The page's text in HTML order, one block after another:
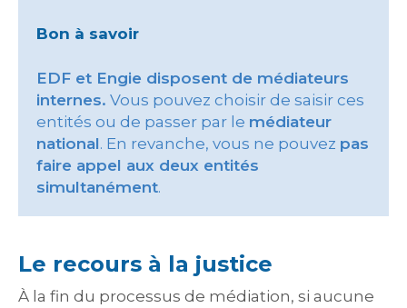
Bon à savoir
EDF et Engie disposent de médiateurs
internes. Vous pouvez choisir de saisir ces
entités ou de passer par le médiateur
national. En revanche, vous ne pouvez pas
faire appel aux deux entités
simultanément.
Le recours à la justice
À la fin du processus de médiation, si aucune